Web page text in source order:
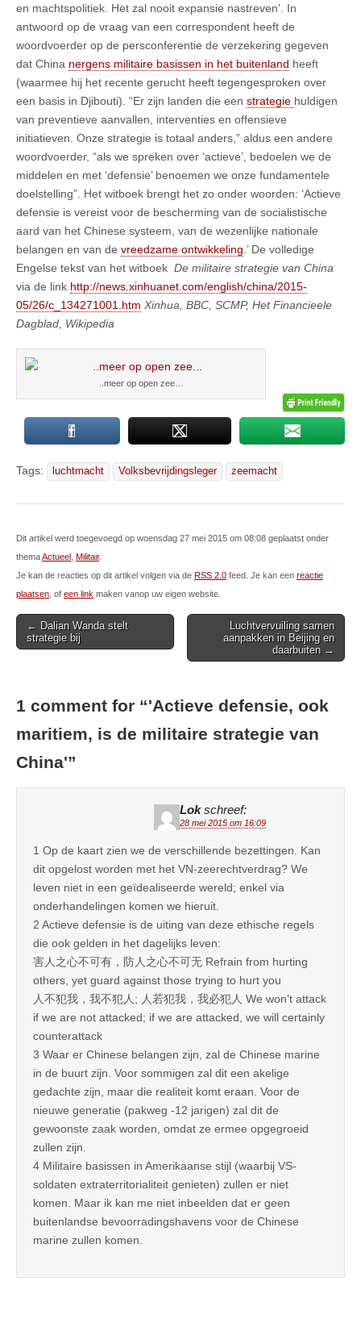
en machtspolitiek. Het zal nooit expansie nastreven’. In
antwoord op de vraag van een correspondent heeft de
woordvoerder op de persconferentie de verzekering gegeven
dat China nergens militaire basissen in het buitenland heeft
(waarmee hij het recente gerucht heeft tegengesproken over
een basis in Djibouti). “Er zijn landen die een strategie huldigen
van preventieve aanvallen, interventies en offensieve
initiatieven. Onze strategie is totaal anders,” aldus een andere
woordvoerder, “als we spreken over ‘actieve’, bedoelen we de
middelen en met ‘defensie’ benoemen we onze fundamentele
doelstelling”. Het witboek brengt het zo onder woorden: ‘Actieve
defensie is vereist voor de bescherming van de socialistische
aard van het Chinese systeem, van de wezenlijke nationale
belangen en van de vreedzame ontwikkeling .’ De volledige
Engelse tekst van het witboek De militaire strategie van China
via de link http://news.xinhuanet.com/english/china/2015-
05/26/c_134271001.htm Xinhua, BBC, SCMP, Het Financieele
Dagblad, Wikipedia
..meer op open zee…
Tags: luchtmacht Volksbevrijdingsleger zeemacht
Dit artikel werd toegevoegd op woensdag 27 mei 2015 om 08:08 geplaatst onder
themaActueel Militair.
Je kan de reacties op dit artikel volgen via de RSS 2.0 feed. Je kan een reactie
plaatsen , of een link maken vanop uw eigen website.
Post
navigation
← Dalian Wanda stelt
strategie bij
Luchtvervuiling samen
aanpakken in Beijing en
daarbuiten →
1 comment for “'Actieve defensie, ook
maritiem, is de militaire strategie van
China'”
Lok schreef:
28 mei 2015 om 16:09
1 Op de kaart zien we de verschillende bezettingen. Kan
dit opgelost worden met het VN-zeerechtverdrag? We
leven niet in een geïdealiseerde wereld; enkel via
onderhandelingen komen we hieruit.
2 Actieve defensie is de uiting van deze ethische regels
die ook gelden in het dagelijks leven:
害人之心不可有，防人之心不可无 Refrain from hurting
others, yet guard against those trying to hurt you
人不犯我，我不犯人; 人若犯我，我必犯人 We won’t attack
if we are not attacked; if we are attacked, we will certainly
counterattack
3 Waar er Chinese belangen zijn, zal de Chinese marine
in de buurt zijn. Voor sommigen zal dit een akelige
gedachte zijn, maar die realiteit komt eraan. Voor de
nieuwe generatie (pakweg -12 jarigen) zal dit de
gewoonste zaak worden, omdat ze ermee opgegroeid
zullen zijn.
4 Militaire basissen in Amerikaanse stijl (waarbij VS-
soldaten extraterritorialiteit genieten) zullen er niet
komen. Maar ik kan me niet inbeelden dat er geen
buitenlandse bevoorradingshavens voor de Chinese
marine zullen komen.